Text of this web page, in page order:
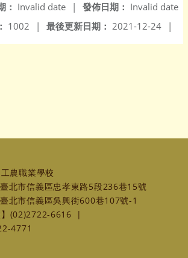
發佈日期： Invalid date
： Invalid date
|
最後更新日期： 2021-12-24 |
1002 |
農職業學校
北市信義區忠孝東路5段236巷15號
北市信義區吳興街600巷107號-1
】(02)2722-6616
|
4771